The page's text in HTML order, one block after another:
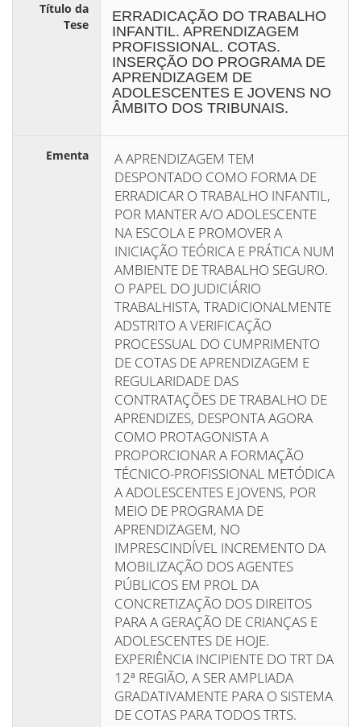
Título da
Tese
ERRADICAÇÃO DO TRABALHO
INFANTIL. APRENDIZAGEM
PROFISSIONAL. COTAS.
INSERÇÃO DO PROGRAMA DE
APRENDIZAGEM DE
ADOLESCENTES E JOVENS NO
ÂMBITO DOS TRIBUNAIS.
Ementa
A APRENDIZAGEM TEM
DESPONTADO COMO FORMA DE
ERRADICAR O TRABALHO INFANTIL,
POR MANTER A/O ADOLESCENTE
NA ESCOLA E PROMOVER A
INICIAÇÃO TEÓRICA E PRÁTICA NUM
AMBIENTE DE TRABALHO SEGURO.
O PAPEL DO JUDICIÁRIO
TRABALHISTA, TRADICIONALMENTE
ADSTRITO A VERIFICAÇÃO
PROCESSUAL DO CUMPRIMENTO
DE COTAS DE APRENDIZAGEM E
REGULARIDADE DAS
CONTRATAÇÕES DE TRABALHO DE
APRENDIZES, DESPONTA AGORA
COMO PROTAGONISTA A
PROPORCIONAR A FORMAÇÃO
TÉCNICO-PROFISSIONAL METÓDICA
A ADOLESCENTES E JOVENS, POR
MEIO DE PROGRAMA DE
APRENDIZAGEM, NO
IMPRESCINDÍVEL INCREMENTO DA
MOBILIZAÇÃO DOS AGENTES
PÚBLICOS EM PROL DA
CONCRETIZAÇÃO DOS DIREITOS
PARA A GERAÇÃO DE CRIANÇAS E
ADOLESCENTES DE HOJE.
EXPERIÊNCIA INCIPIENTE DO TRT DA
12ª REGIÃO, A SER AMPLIADA
GRADATIVAMENTE PARA O SISTEMA
DE COTAS PARA TODOS TRTS.